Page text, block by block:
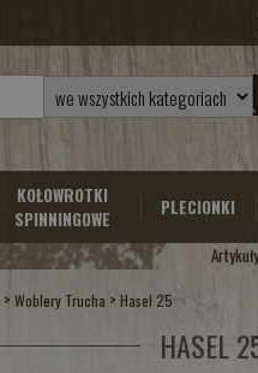
KOŁOWROTKI
SPINNINGOWE
PLECIONKI
>Woblery Trucha >Hasel 25
HASEL